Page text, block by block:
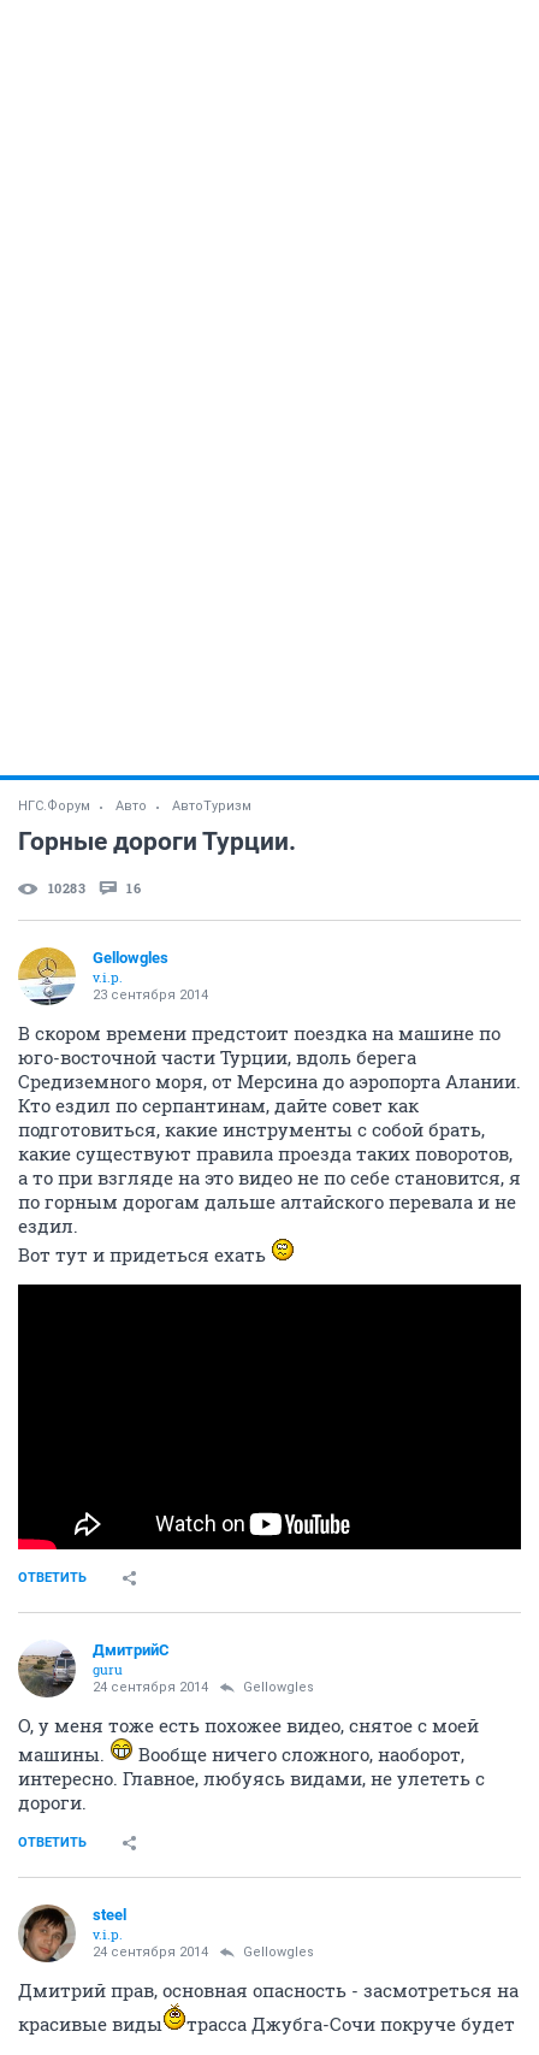
НГС.Форум Авто АвтоТуризм
Горные дороги Турции.
10283 16
Gellowgles
v.i.p.
23 сентября 2014
В скором времени предстоит поездка на машине по
юго-восточной части Турции, вдоль берега
Средиземного моря, от Мерсина до аэропорта Алании.
Кто ездил по серпантинам, дайте совет как
подготовиться, какие инструменты с собой брать,
какие существуют правила проезда таких поворотов,
а то при взгляде на это видео не по себе становится, я
по горным дорогам дальше алтайского перевала и не
ездил.
Вот тут и придеться ехать
ОТВЕТИТЬ
ДмитрийС
guru
24 сентября 2014 Gellowgles
О, у меня тоже есть похожее видео, снятое с моей
машины.
Вообще ничего сложного, наоборот,
интересно. Главное, любуясь видами, не улететь с
дороги.
ОТВЕТИТЬ
steel
v.i.p.
24 сентября 2014 Gellowgles
Дмитрий прав, основная опасность - засмотреться на
красивые виды
трасса Джубга-Сочи покруче будет